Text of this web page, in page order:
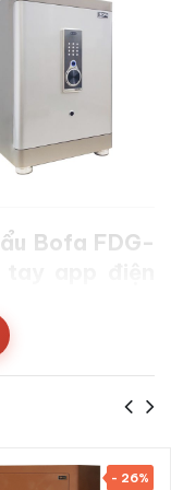
Bofa FDG-
nhập khẩu Bofa
điện thoại
xác để khách hàng
phòng hoặc cửa
- 26%